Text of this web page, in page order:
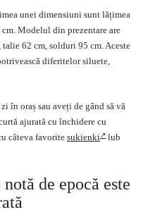
unei dimensiuni sunt lățimea
Modelul din prezentare are
62 cm, solduri 95 cm. Aceste
diferitelor siluete,
în oraș sau aveți de gând să vă
ajurată cu închidere cu
câteva favorite sukienki
lub
de epocă este